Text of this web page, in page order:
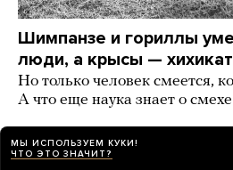
Шимпанзе и гориллы
люди, а крысы —
Но только человек смеется,
А что еще наука знает о
РАЗБОР 2 дня назад
МЫ ИСПОЛЬЗУЕМ КУКИ!
ЧТО ЭТО ЗНАЧИТ?